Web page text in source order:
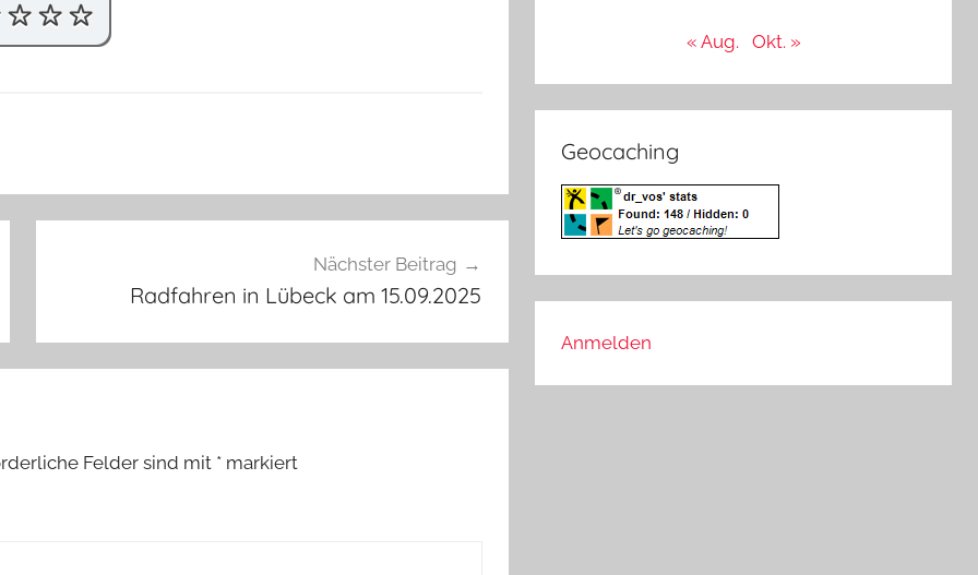
Nächster Beitrag
Radfahren in Lübeck am 15.09.2025
Felder sind mit * markiert
« Aug. Okt. »
Geocaching
Anmelden